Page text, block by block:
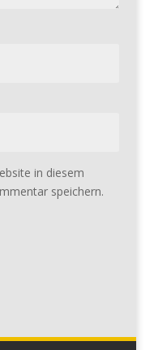
in diesem
speichern.